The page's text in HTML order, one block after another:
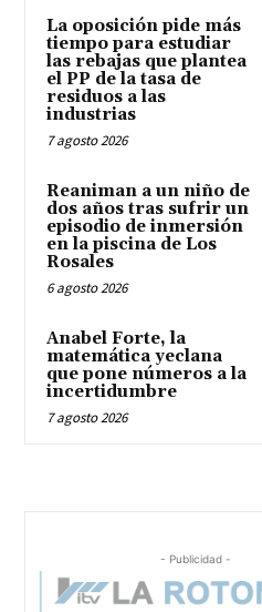
La oposición pide más
tiempo para estudiar
las rebajas que plantea
el PP de la tasa de
residuos a las
industrias
7 agosto 2026
Reaniman a un niño de
dos años tras sufrir un
episodio de inmersión
en la piscina de Los
Rosales
6 agosto 2026
Anabel Forte, la
matemática yeclana
que pone números a la
incertidumbre
7 agosto 2026
- Publicidad -